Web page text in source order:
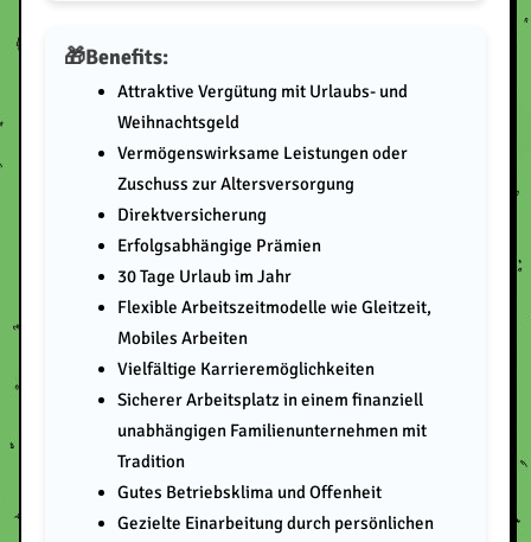
Benefits:
Attraktive Vergütung mit Urlaubs- und
Weihnachtsgeld
Vermögenswirksame Leistungen oder
Zuschuss zur Altersversorgung
Direktversicherung
Erfolgsabhängige Prämien
30 Tage Urlaub im Jahr
Flexible Arbeitszeitmodelle wie Gleitzeit,
Mobiles Arbeiten
Vielfältige Karrieremöglichkeiten
Sicherer Arbeitsplatz in einem finanziell
unabhängigen Familienunternehmen mit
Tradition
Gutes Betriebsklima und Offenheit
Gezielte Einarbeitung durch persönlichen